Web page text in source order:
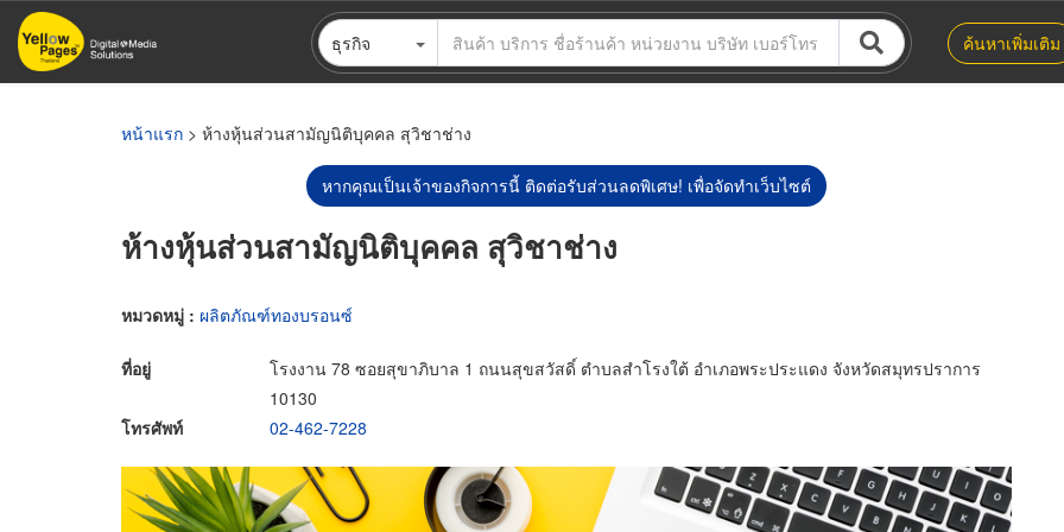
ข้าม
ไป
ธุรกิจ ค้นหาเพิ่มเติม
หน้าแรก > ห้างหุ้นส่วนสามัญนิติบุคคล สุวิชาช่าง
หากคุณเป็นเจ้าของกิจการนี้ ติดต่อรับส่วนลดพิเศษ! เพื่อจัดทำเว็บไซต์
ห้างหุ้นส่วนสามัญนิติบุคคล สุวิชาช่าง
หมวดหมู่ : ผลิตภัณฑ์ทองบรอนซ์
ที่อยู่
โรงงาน 78 ซอยสุขาภิบาล 1 ถนนสุขสวัสดิ์ ตำบลสำโรงใต้ อำเภอพระประแดง จังหวัดสมุทรปราการ
10130
โทรศัพท์
02-462-7228